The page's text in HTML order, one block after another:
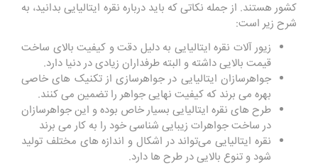
کشور هستند. از جمله نکاتی که باید درباره نقره ایتالیایی بدانید، به
شرح زیر است:
زیور آلات نقره ایتالیایی به دلیل دقت و کیفیت بالای ساخت
قیمت بالایی داشته و البته طرفداران زیادی در دنیا دارد.
جواهرسازان ایتالیایی در جواهرسازی از تکنیک ‌های خاصی
بهره می ‌برند که کیفیت نهایی جواهر را تضمین می کنند.
طرح های نقره ایتالیایی بسیار خاص بوده و این جواهرسازان
در ساخت جواهرات زیبایی شناسی خود را به کار می برند
نقره ایتالیایی می‌تواند در اشکال و اندازه‌ های مختلف تولید
شود و تنوع بالایی در طرح ‌ها دارد.